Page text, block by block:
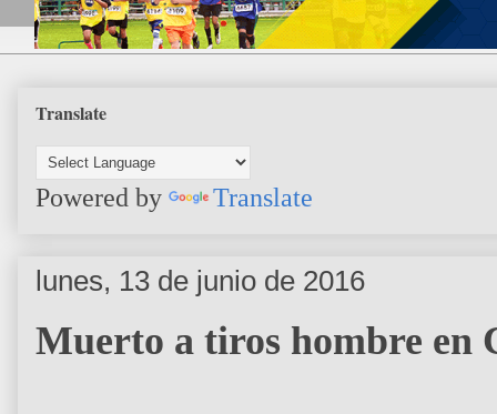
Translate
Powered by Translate
lunes, 13 de junio de 2016
Muerto a tiros hombre en